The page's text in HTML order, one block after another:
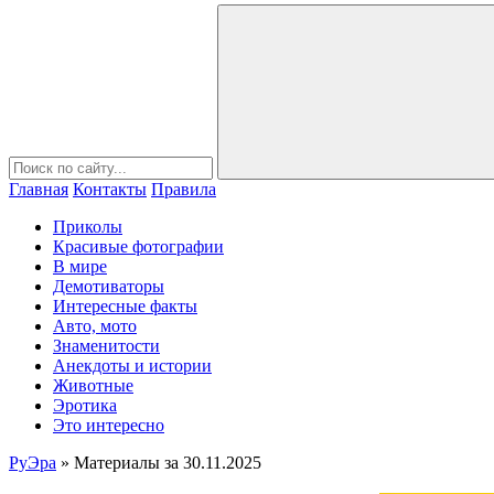
Главная Контакты Правила
Приколы
Красивые фотографии
В мире
Демотиваторы
Интересные факты
Авто, мото
Знаменитости
Анекдоты и истории
Животные
Эротика
Это интересно
РуЭра » Материалы за 30.11.2025